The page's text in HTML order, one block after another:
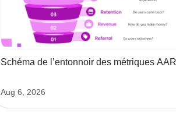
Schéma de l’entonnoir des métriques
Aug 6, 2026